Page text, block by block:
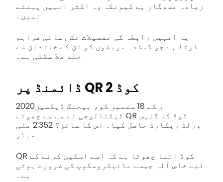
زیادہ مددگار ہے کیونکہ وہ اکثر انہیں پہنتے
نہیں۔
یہ انہیں رابطہ کی تفصیلات تک رسائی فراہم
کرتا ہے جو گمشدہ مریضوں کو ان کے خاندان سے
جلد ملا سکتی ہے۔
ڈائمنڈ پر QR کوڈ 2
2020ء کے 18 ستمبر کو، بیجنگ ڈیکسین
ٹیکنالوجی نے سب سے چھوٹے QR کوڈ کا گنیس
ورلڈ ریکارڈ حاصل کیا۔ اس کا سائز؟ 2.352 ملی
میٹر
QR کوڈ اتنا چھوٹا ہے کہ اسے اسکین کرنے کے
لیے خاص آلہ جیسے مائیکروسکوپ کی ضرورت ہوتی
ہے۔